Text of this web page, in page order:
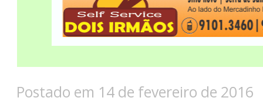
Postado em 14 de fevereiro de 2016